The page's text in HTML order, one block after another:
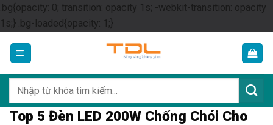
.bg{opacity: 0; transition: opacity 1s; -webkit-transition: opacity
1s;} .bg-loaded{opacity: 1;}Skip
content
kiếm:
Top 5 Đèn LED 200W Chống Chói Cho